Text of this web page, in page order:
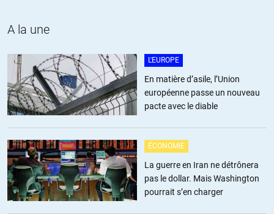
Alfred//07.02.2019 à 15h01
https://www.lepoint.fr/politique/les-indiscrets-du-point-la-police-
a-l-ecoute-des-gilets-jaunes-07-02-2019-2292034_20.php
+5 ALERTER
A la une
L'EUROPE
En matière d’asile, l’Union
européenne passe un nouveau
pacte avec le diable
ÉCONOMIE
La guerre en Iran ne détrônera
pas le dollar. Mais Washington
pourrait s’en charger